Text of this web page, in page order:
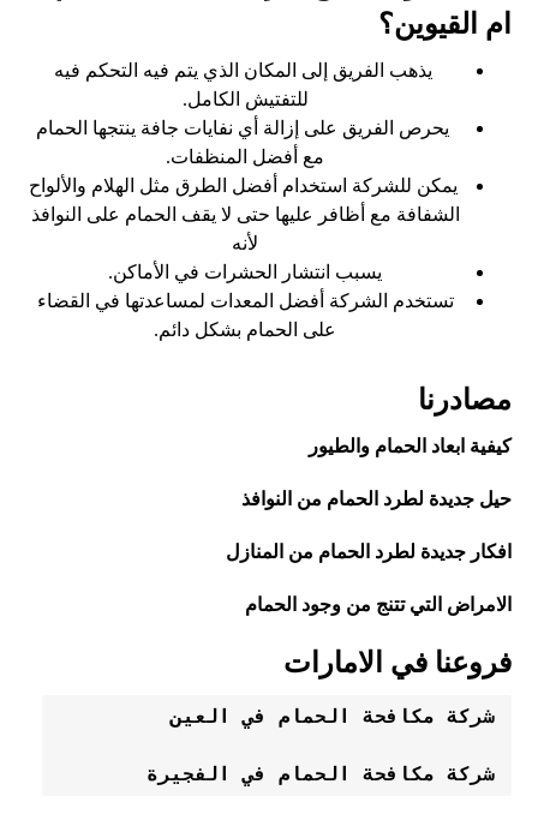
ام القيوين؟
يذهب الفريق إلى المكان الذي يتم فيه التحكم فيه
للتفتيش الكامل.
يحرص الفريق على إزالة أي نفايات جافة ينتجها الحمام
مع أفضل المنظفات.
يمكن للشركة استخدام أفضل الطرق مثل الهلام والألواح
الشفافة مع أظافر عليها حتى لا يقف الحمام على النوافذ
لأنه
يسبب انتشار الحشرات في الأماكن.
تستخدم الشركة أفضل المعدات لمساعدتها في القضاء
على الحمام بشكل دائم.
مصادرنا
كيفية ابعاد الحمام والطيور
حيل جديدة لطرد الحمام من النوافذ
افكار جديدة لطرد الحمام من المنازل
الامراض التي تتنج من وجود الحمام
فروعنا في الامارات
شركة مكافحة الحمام في العين
شركة مكافحة الحمام في الفجيرة